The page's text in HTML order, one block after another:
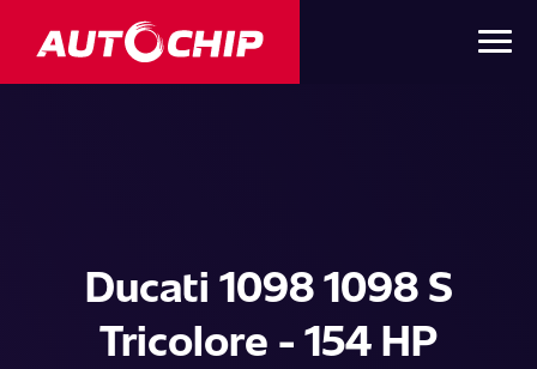
Ducati 1098 1098 S
Tricolore - 154 HP